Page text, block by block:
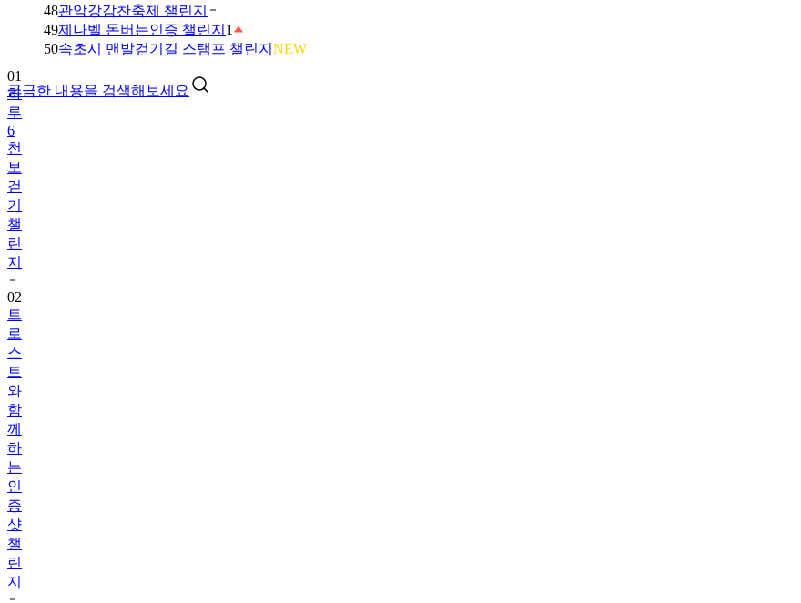
48관악강감찬축제 챌린지
49제나벨 돈버는인증 챌린지 1
50속초시 맨발걷기길 스탬프 챌린지 NEW
궁금한 내용을 검색해보세요
01
하
루
6
천
보
걷
기
챌
린
지
02
트
로
스
트
와
함
께
하
는
인
증
샷
챌
린
지